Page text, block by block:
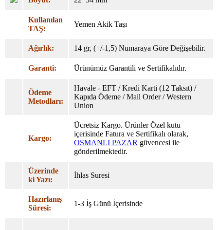
Kullanılan
TAŞ:
Yemen Akik Taşı
Ağırlık: 14 gr, (+/-1,5) Numaraya Göre Değişebilir.
Garanti: Ürünümüz Garantili ve Sertifikalıdır.
Ödeme
Metodları:
Havale - EFT / Kredi Karti (12 Taksıt) /
Kapıda Ödeme / Mail Order / Western
Union
Kargo:
Ücretsiz Kargo. Ürünler Özel kutu
içerisinde Fatura ve Sertifikalı olarak,
OSMANLI PAZAR güvencesi ile
gönderilmektedir.
Üzerinde
ki Yazı:
İhlas Suresi
Hazırlanış
Süresi:
1-3 İş Günü İçerisinde